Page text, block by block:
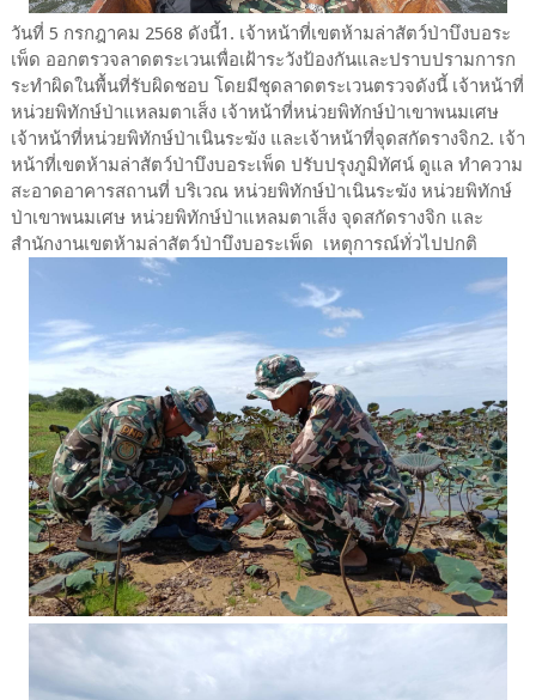
วันที่​ 5 กรกฎาคม 2568 ดังนี้1. เจ้าหน้าที่เขตห้ามล่าสัตว์ป่าบึงบอระ
เพ็ด ออกตรวจลาดตระเวนเพื่อเฝ้าระวังป้องกันและปราบปรามการก
ระทำผิดในพื้นที่รับผิดชอบ โดยมีชุดลาดตระเวนตรวจดังนี้ เจ้า​หน้าที่​
หน่วยพิทักษ์ป่าแหลมตาเส็ง เจ้าหน้าที่​หน่วย​พิทักษ์​ป่า​เขาพนม​เศษ​
เจ้าหน้าที่หน่วยพิทักษ์ป่าเนินระฆัง และเจ้า​หน้าที่​จุดสกัดรางจิก2. เจ้า
หน้าที่เขตห้ามล่าสัตว์ป่าบึงบอระเพ็ด ปรับปรุงภูมิทัศน์ ดูแล ทำความ
สะอาดอาคารสถานที่ บริเวณ หน่วยพิทักษ์ป่าเนินระฆัง หน่วยพิทักษ์
ป่าเขาพนมเศษ หน่วยพิทักษ์ป่าแหลมตาเส็ง จุดสกัดรางจิก และ
สำนักงานเขตห้ามล่าสัตว์ป่าบึงบอระเพ็ด เหตุการณ์ทั่วไปปกติ